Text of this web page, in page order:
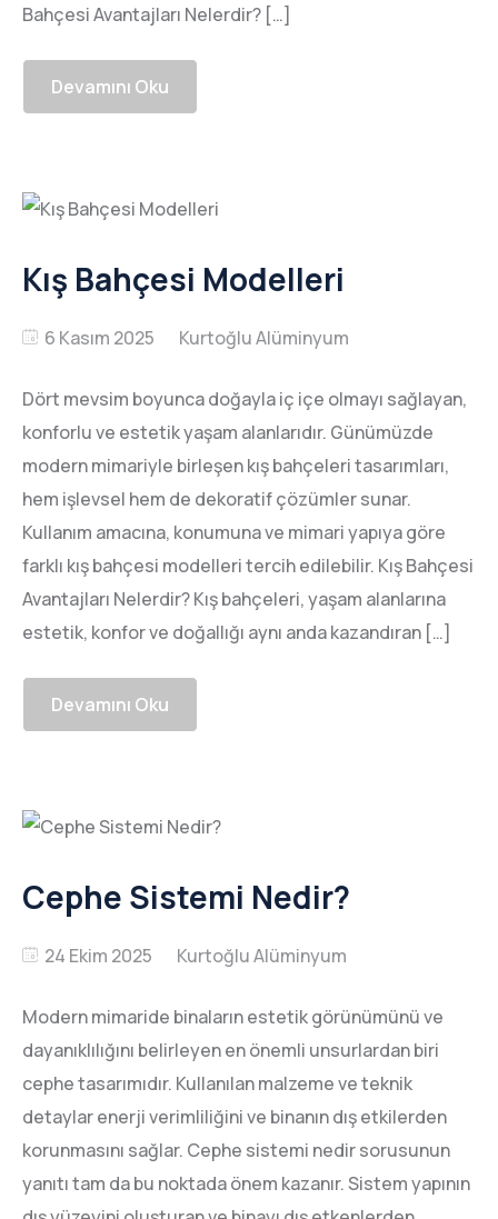
Bahçesi Avantajları Nelerdir? […]
Devamını Oku
Kış Bahçesi Modelleri
6 Kasım 2025
Dört mevsim boyunca doğayla iç içe olmayı sağlayan,
konforlu ve estetik yaşam alanlarıdır. Günümüzde
modern mimariyle birleşen kış bahçeleri tasarımları,
hem işlevsel hem de dekoratif çözümler sunar.
Kullanım amacına, konumuna ve mimari yapıya göre
farklı kış bahçesi modelleri tercih edilebilir. Kış Bahçesi
Avantajları Nelerdir? Kış bahçeleri, yaşam alanlarına
estetik, konfor ve doğallığı aynı anda kazandıran […]
Devamını Oku
Cephe Sistemi Nedir?
24 Ekim 2025
Modern mimaride binaların estetik görünümünü ve
dayanıklılığını belirleyen en önemli unsurlardan biri
cephe tasarımıdır. Kullanılan malzeme ve teknik
detaylar enerji verimliliğini ve binanın dış etkilerden
korunmasını sağlar. Cephe sistemi nedir sorusunun
yanıtı tam da bu noktada önem kazanır. Sistem yapının